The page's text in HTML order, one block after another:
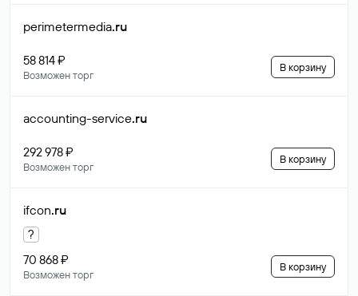
perimetermedia.ru
58 814 ₽
Возможен торг
В корзину
accounting-service.ru
292 978 ₽
Возможен торг
В корзину
ifcon.ru
?
70 868 ₽
Возможен торг
В корзину